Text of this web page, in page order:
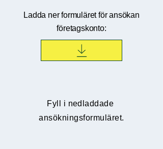
Ladda ner formuläret för ansökan
företagskonto:
Fyll i nedladdade
ansökningsformuläret.